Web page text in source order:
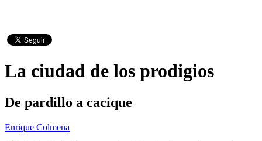
La ciudad de los prodigios
De pardillo a cacique
Enrique Colmena